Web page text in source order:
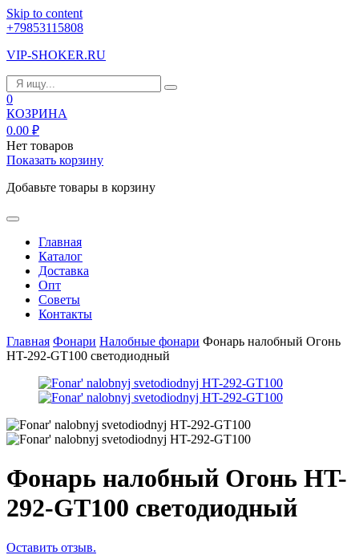
Skip to content
+79853115808
VIP-SHOKER.RU
0
КОЗРИНА
0.00 ₽
Нет товаров
Показать корзину
Добавьте товары в корзину
Главная
Каталог
Доставка
Опт
Советы
Контакты
Главная Фонари Налобные фонари Фонарь налобный Огонь
HT-292-GT100 светодиодный
Фонарь налобный Огонь HT-
292-GT100 светодиодный
Оставить отзыв.